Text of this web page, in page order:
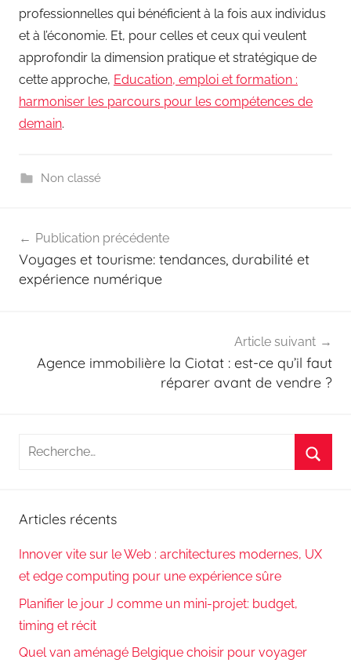
professionnelles qui bénéficient à la fois aux individus
et à l’économie. Et, pour celles et ceux qui veulent
approfondir la dimension pratique et stratégique de
cette approche, Education, emploi et formation :
harmoniser les parcours pour les compétences de
demain.
Non classé
de
l’article
Publication précédente
Voyages et tourisme: tendances, durabilité et
expérience numérique
Article suivant
Agence immobilière la Ciotat : est-ce qu’il faut
réparer avant de vendre ?
Recherche
Articles récents
Innover vite sur le Web : architectures modernes, UX
et edge computing pour une expérience sûre
Planifier le jour J comme un mini-projet: budget,
timing et récit
Quel van aménagé Belgique choisir pour voyager